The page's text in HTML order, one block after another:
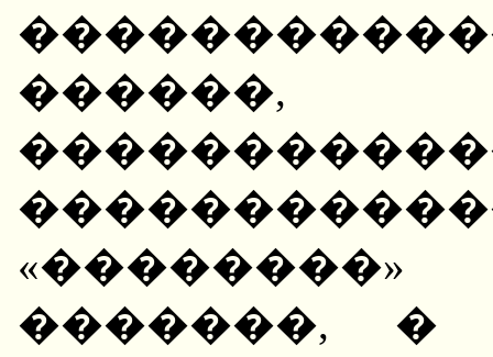
������,
�������, �